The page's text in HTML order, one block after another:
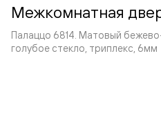
Межкомнатная
Палаццо 6814. Матовый
голубое стекло, триплекс, 6мм